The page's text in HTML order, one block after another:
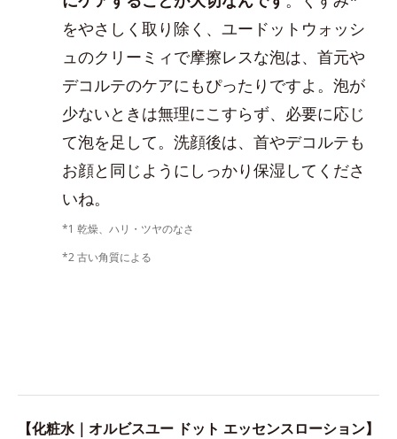
をやさしく取り除く、ユードットウォッシ
ュのクリーミィで摩擦レスな泡は、首元や
デコルテのケアにもぴったりですよ。泡が
少ないときは無理にこすらず、必要に応じ
て泡を足して。洗顔後は、首やデコルテも
お顔と同じようにしっかり保湿してくださ
いね。
*1 乾燥、ハリ・ツヤのなさ
*2 古い角質による
【化粧水｜オルビスユー ドット エッセンスローション】